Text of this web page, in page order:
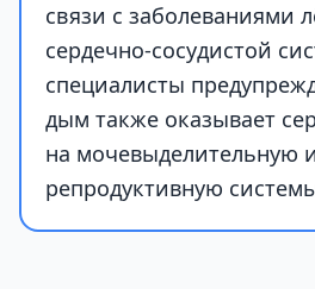
связи с заболеваниями
сердечно-сосудистой
специалисты
дым также оказывает
на мочевыделительную и
репродуктивную